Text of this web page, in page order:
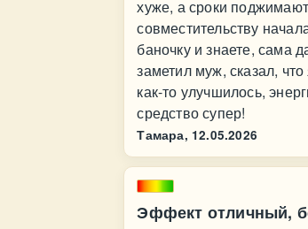
хуже, а сроки
совместительству
баночку и знаете, сама
заметил муж, сказал,
как-то улучшилось,
средство супер!
Тамара, 12.05.2026
Эффект отличный,